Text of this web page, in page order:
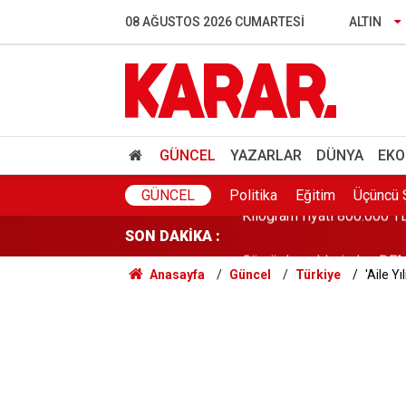
08 AĞUSTOS 2026 CUMARTESI ALTIN
GÜNCEL YAZARLAR DÜNYA
GÜNCEL Politika Eğitim Üçüncü
SON DAKİKA :
Gürcü derneklerinden
Anasayfa Güncel Türkiye 'Aile